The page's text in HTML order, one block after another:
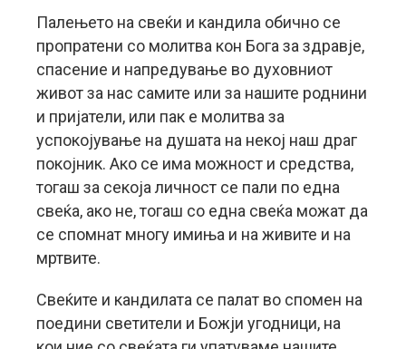
Палењето на свеќи и кандила обично се
пропратени со молитва кон Бога за здравје,
спасение и напредување во духовниот
живот за нас самите или за нашите роднини
и пријатели, или пак е молитва за
успокојување на душата на некој наш драг
покојник. Ако се има можност и средства,
тогаш за секоја личност се пали по една
свеќа, ако не, тогаш со една свеќа можат да
се спомнат многу имиња и на живите и на
мртвите.
Свеќите и кандилата се палат во спомен на
поедини светители и Божји угодници, на